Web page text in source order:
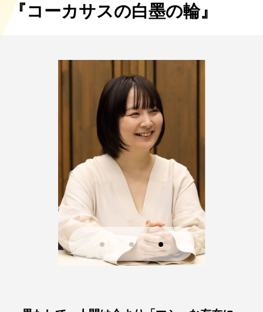
『コーカサスの白墨の輪』